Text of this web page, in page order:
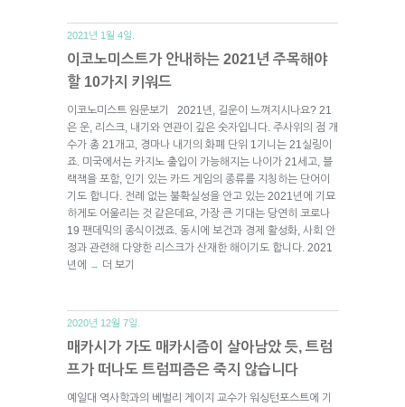
2021년 1월 4일.
이코노미스트가 안내하는 2021년 주목해야
할 10가지 키워드
이코노미스트 원문보기 2021년, 길운이 느껴지시나요? 21
은 운, 리스크, 내기와 연관이 깊은 숫자입니다. 주사위의 점 개
수가 총 21개고, 경마나 내기의 화폐 단위 1기니는 21실링이
죠. 미국에서는 카지노 출입이 가능해지는 나이가 21세고, 블
랙잭을 포함, 인기 있는 카드 게임의 종류를 지칭하는 단어이
기도 합니다. 전례 없는 불확실성을 안고 있는 2021년에 기묘
하게도 어울리는 것 같은데요, 가장 큰 기대는 당연히 코로나
19 팬데믹의 종식이겠죠. 동시에 보건과 경제 활성화, 사회 안
정과 관련해 다양한 리스크가 산재한 해이기도 합니다. 2021
년에
→ 더 보기
2020년 12월 7일.
매카시가 가도 매카시즘이 살아남았 듯, 트럼
프가 떠나도 트럼피즘은 죽지 않습니다
예일대 역사학과의 베벌리 게이지 교수가 워싱턴포스트에 기